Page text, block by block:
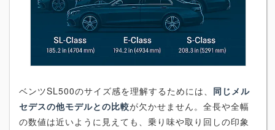
ベンツSL500のサイズ感を理解するためには、 同じメル
セデスの他モデルとの比較が欠かせません。全長や全幅
の数値は近いように見えても、乗り味や取り回しの印象